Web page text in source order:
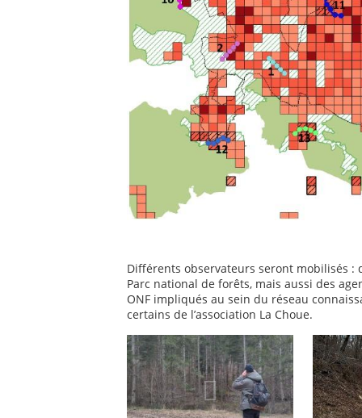
Différents observateurs seront mobilisés
Parc national de forêts, mais aussi des
ONF impliqués au sein du réseau
certains de l’association La Choue.